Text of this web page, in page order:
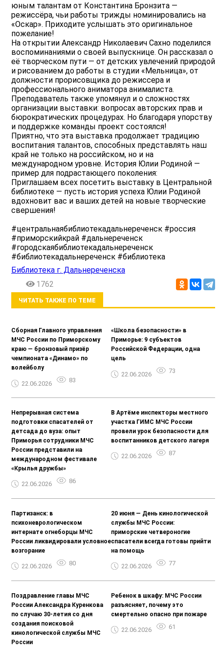
юным талантам от Константина Бронзита —
режиссёра, чьи работы трижды номинировались на
«Оскар». Приходите услышать это оригинальное
пожелание!
На открытии Александр Николаевич Сахно поделился
воспоминаниями о своей выпускнице. Он рассказал о
её творческом пути — от детских увлечений природой
и рисованием до работы в студии «Мельница», от
должности прорисовщика до режиссера и
профессионального аниматора анималиста.
Преподаватель также упомянул и о сложностях
организации выставки: вопросах авторских прав и
бюрократических процедурах. Но благодаря упорству
и поддержке команды проект состоялся!
Приятно, что эта выставка продолжает традицию
воспитания талантов, способных представлять наш
край не только на российском, но и на
международном уровне. История Юлии Родиной —
пример для подрастающего поколения:
Приглашаем всех посетить выставку в Центральной
библиотеке — пусть история успеха Юлии Родиной
вдохновит вас и ваших детей на новые творческие
свершения!
#центральнаябиблиотекадальнереченск #россия
#приморскийкрай #дальнереченск
#городскаябиблиотекадальнереченск
#библиотекадальнереченск #библиотека
Библиотека г. Дальнереченска
1762
ЧИТАТЬ ТАКЖЕ ПО ТЕМЕ
Сборная Главного управления
МЧС России по Приморскому
краю — бронзовый призёр
чемпионата «Динамо» по
волейболу
22.06.2026 83
«Школа безопасности» в
Приморье: 9 субъектов
Российской Федерации, одна
цель
22.06.2026 73
Непрерывная система
подготовки спасателей от
детсада до вуза: опыт
Приморья сотрудники МЧС
России представили на
международном фестивале
«Крылья дружбы»
22.06.2026 86
В Артёме инспекторы местного
участка ГИМС МЧС России
провели урок безопасности для
воспитанников детского лагеря
22.06.2026 87
Партизанск: в
психоневрологическом
интернате огнеборцы МЧС
России ликвидировали условное
возгорание
22.06.2026 80
20 июня — День кинологической
службы МЧС России:
приморские четвероногие
спасатели всегда готовы прийти
на помощь
22.06.2026 77
Поздравление главы МЧС
России Александра Куренкова
по случаю 30-летия со дня
создания поисковой
кинологической службы МЧС
России
Ребенок в шкафу: МЧС России
разъясняет, почему это
смертельно опасно при пожаре
22.06.2026 61